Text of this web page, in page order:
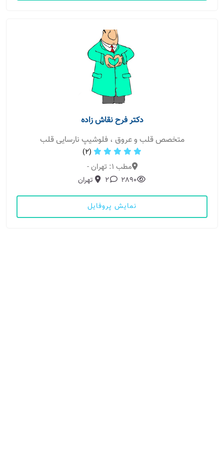
دکتر فرح نقاش زاده
متخصص قلب و عروق ، فلوشیپ نارسایی قلب
(2)
مطب 1: تهران -
2890
2 تهران
نمایش پروفایل